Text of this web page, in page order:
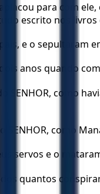
aplacou para com
escrito nos livros
e o sepultaram
anos quando
SENHOR, como
SENHOR, como
servos e o
quantos